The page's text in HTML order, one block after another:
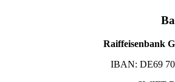
Raiffeisenbank
IBAN: DE69